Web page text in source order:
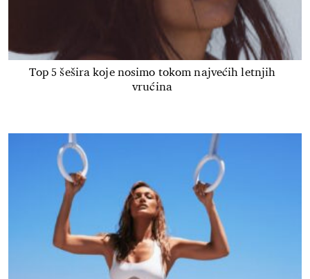
Top 5 šešira koje nosimo tokom najvećih letnjih
vrućina